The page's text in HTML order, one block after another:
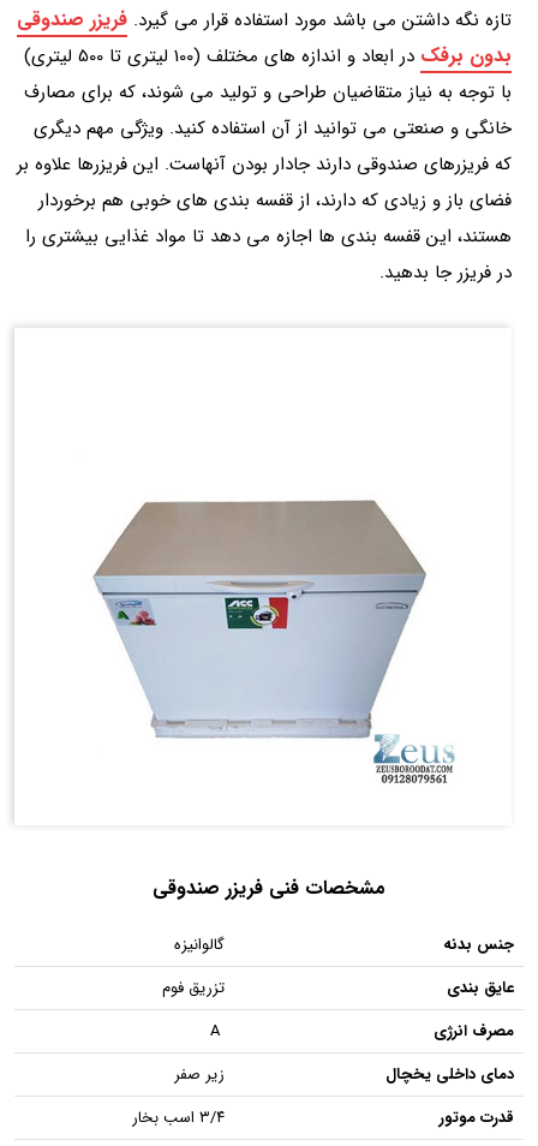
تازه نگه داشتن می باشد مورد استفاده قرار می گیرد. فریزر صندوقی
بدون برفک
در ابعاد و اندازه های مختلف (100 لیتری تا 500 لیتری)
با توجه به نیاز متقاضیان طراحی و تولید می شوند، که برای مصارف
خانگی و صنعتی می توانید از آن استفاده کنید. ویژگی مهم دیگری
که فریزرهای صندوقی دارند جادار بودن آنهاست. این فریزرها علاوه بر
فضای باز و زیادی که دارند، از قفسه بندی‌ های خوبی هم برخوردار
هستند، این قفسه بندی‌ ها اجازه می‌ دهد تا مواد غذایی بیشتری را
در فریزر جا بدهید.
مشخصات فنی فریزر صندوقی
جنس بدنه
گالوانیزه
عایق بندی
تزریق فوم
مصرف انرژی
A
دمای داخلی یخچال
زیر صفر
قدرت موتور
۳/۴ اسب بخار